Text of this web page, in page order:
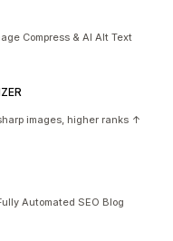
Compress & AI Alt Text
images, higher ranks ↑
Automated SEO Blog